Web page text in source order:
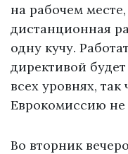
на рабочем
дистанционная
одну кучу.
директивой
всех уровнях,
Еврокомиссию
Во вторник